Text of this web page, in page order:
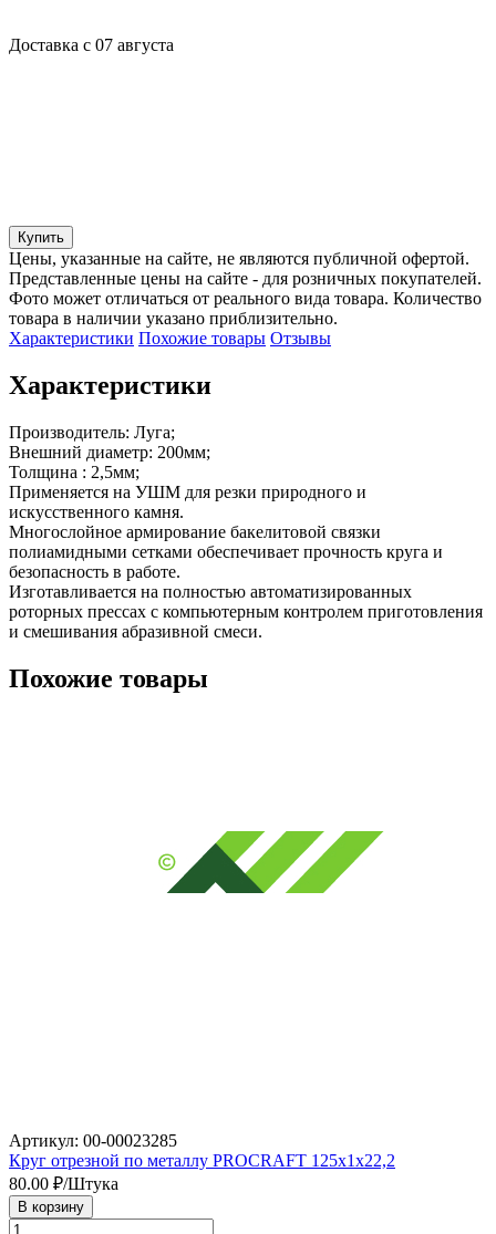
Доставка с 07 августа
Купить
Цены, указанные на сайте, не являются публичной офертой.
Представленные цены на сайте - для розничных покупателей.
Фото может отличаться от реального вида товара. Количество
товара в наличии указано приблизительно.
Характеристики Похожие товары Отзывы
Характеристики
Производитель: Луга;
Внешний диаметр: 200мм;
Толщина : 2,5мм;
Применяется на УШМ для резки природного и
искусственного камня.
Многослойное армирование бакелитовой связки
полиамидными сетками обеспечивает прочность круга и
безопасность в работе.
Изготавливается на полностью автоматизированных
роторных прессах с компьютерным контролем приготовления
и смешивания абразивной смеси.
Похожие товары
Артикул: 00-00023285
Круг отрезной по металлу PROCRAFT 125х1х22,2
80.00 ₽/Штука
В корзину